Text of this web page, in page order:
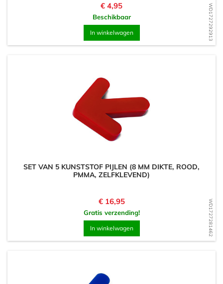
WD1727292913
Prijs
€ 4,95
Beschikbaar
In winkelwagen
WD1727281462
SET VAN 5 KUNSTSTOF PIJLEN (8 MM DIKTE, ROOD,
PMMA, ZELFKLEVEND)
Prijs
€ 16,95
Gratis verzending!
In winkelwagen